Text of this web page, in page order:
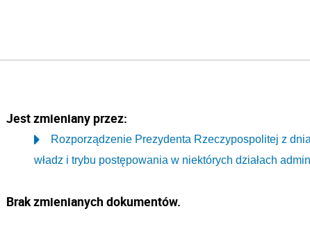
Jest zmieniany przez:
Rozporządzenie Prezydenta Rzeczypospolitej z
władz i trybu postępowania w niektórych działach
Brak zmienianych dokumentów.